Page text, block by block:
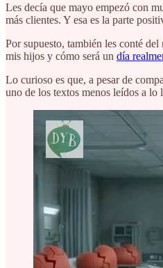
Les decía que mayo empezó con
más clientes. Y esa es la parte
Por supuesto, también les conté
mis hijos y cómo será un día
Lo curioso es que, a pesar de
uno de los textos menos leídos a lo